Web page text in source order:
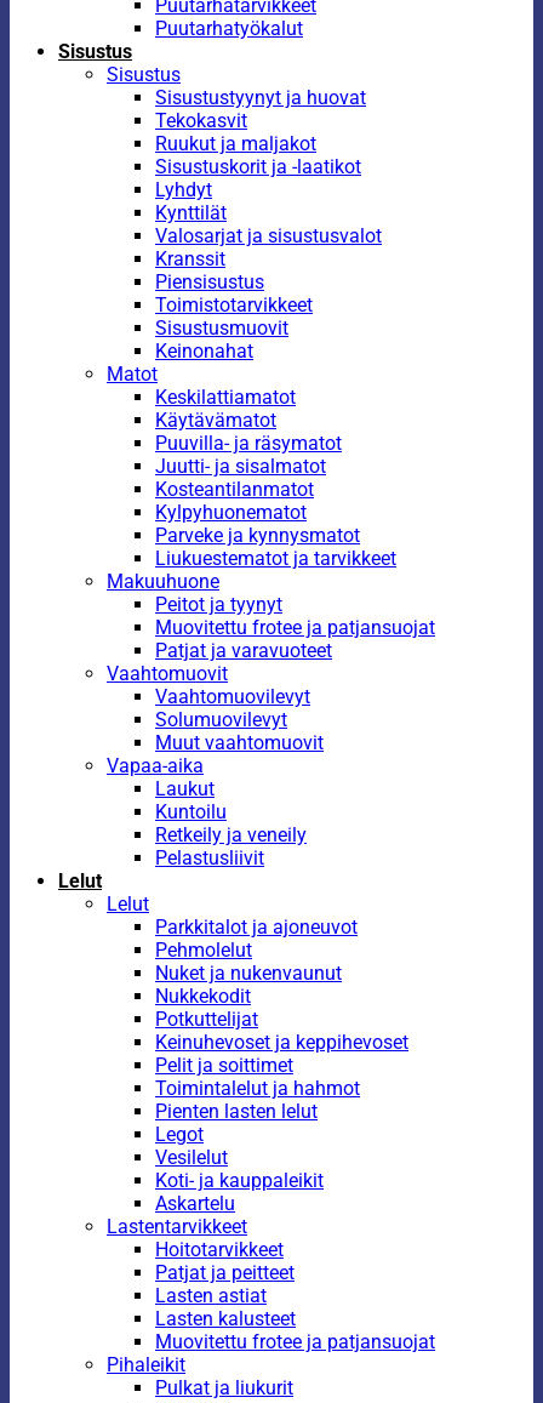
Puutarhatarvikkeet
Puutarhatyökalut
Sisustus
Sisustus
Sisustustyynyt ja huovat
Tekokasvit
Ruukut ja maljakot
Sisustuskorit ja -laatikot
Lyhdyt
Kynttilät
Valosarjat ja sisustusvalot
Kranssit
Piensisustus
Toimistotarvikkeet
Sisustusmuovit
Keinonahat
Matot
Keskilattiamatot
Käytävämatot
Puuvilla- ja räsymatot
Juutti- ja sisalmatot
Kosteantilanmatot
Kylpyhuonematot
Parveke ja kynnysmatot
Liukuestematot ja tarvikkeet
Makuuhuone
Peitot ja tyynyt
Muovitettu frotee ja patjansuojat
Patjat ja varavuoteet
Vaahtomuovit
Vaahtomuovilevyt
Solumuovilevyt
Muut vaahtomuovit
Vapaa-aika
Laukut
Kuntoilu
Retkeily ja veneily
Pelastusliivit
Lelut
Lelut
Parkkitalot ja ajoneuvot
Pehmolelut
Nuket ja nukenvaunut
Nukkekodit
Potkuttelijat
Keinuhevoset ja keppihevoset
Pelit ja soittimet
Toimintalelut ja hahmot
Pienten lasten lelut
Legot
Vesilelut
Koti- ja kauppaleikit
Askartelu
Lastentarvikkeet
Hoitotarvikkeet
Patjat ja peitteet
Lasten astiat
Lasten kalusteet
Muovitettu frotee ja patjansuojat
Pihaleikit
Pulkat ja liukurit